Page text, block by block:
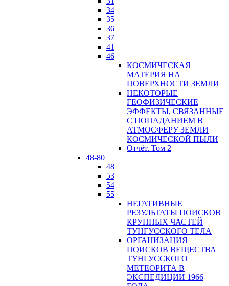
34
35
36
37
41
46
КОСМИЧЕСКАЯ
МАТЕРИЯ НА
ПОВЕРХНОСТИ ЗЕМЛИ
НЕКОТОРЫЕ
ГЕОФИЗИЧЕСКИЕ
ЭФФЕКТЫ, СВЯЗАННЫЕ
С ПОПАДАНИЕМ В
АТМОСФЕРУ ЗЕМЛИ
КОСМИЧЕСКОЙ ПЫЛИ
Отчёт. Том 2
48-80
48
53
54
55
НЕГАТИВНЫЕ
РЕЗУЛЬТАТЫ ПОИСКОВ
КРУПНЫХ ЧАСТЕЙ
ТУНГУССКОГО ТЕЛА
ОРГАНИЗАЦИЯ
ПОИСКОВ ВЕЩЕСТВА
ТУНГУССКОГО
МЕТЕОРИТА В
ЭКСПЕДИЦИИ 1966